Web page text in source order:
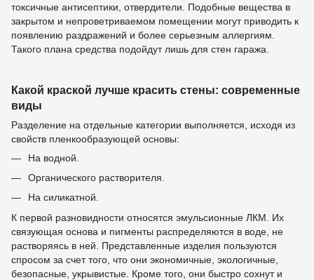
токсичные антисептики, отвердители. Подобные вещества в
закрытом и непроветриваемом помещении могут приводить к
появлению раздражений и более серьезным аллергиям.
Такого плана средства подойдут лишь для стен гаража.
Какой краской лучше красить стены: современные
виды
Разделение на отдельные категории выполняется, исходя из
свойств пленкообразующей основы:
На водной.
Органического растворителя.
На силикатной.
К первой разновидности относятся эмульсионные ЛКМ. Их
связующая основа и пигменты распределяются в воде, не
растворяясь в ней. Представленные изделия пользуются
спросом за счет того, что они экономичные, экологичные,
безопасные, укрывистые. Кроме того, они быстро сохнут и